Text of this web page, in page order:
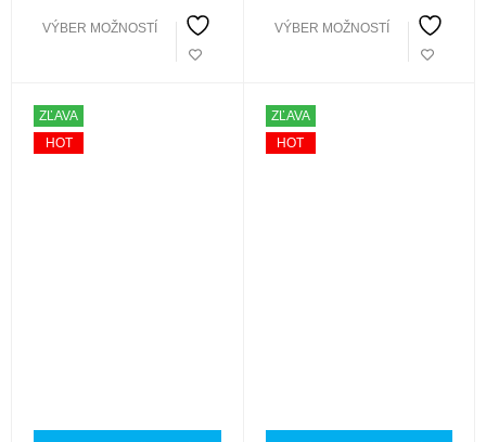
VÝBER MOŽNOSTÍ VÝBER MOŽNOSTÍ
ZĽAVA
HOT
ZĽAVA
HOT